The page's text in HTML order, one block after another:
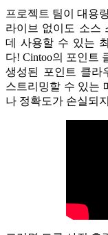
프로젝트 팀이 대용
라이브 없이도 소스
데 사용할 수 있는
다! Cintoo의 포인트
생성된 포인트 클라
스트리밍할 수 있는
나 정확도가 손실되